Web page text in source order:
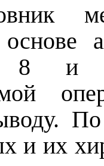
8
и их